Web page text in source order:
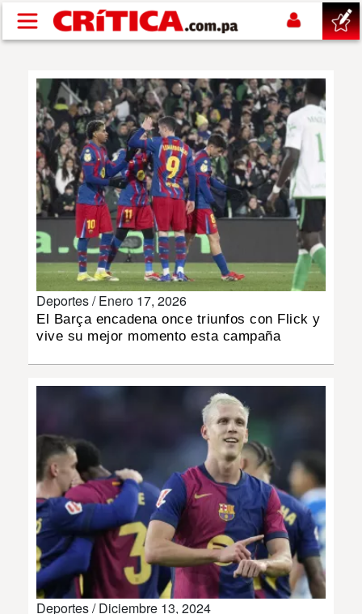
Pasar al contenido principal
SUCESOS
NACIONAL
POLÍTICA
SHOW
DEPORTES
MULTIMEDIA
IMPRESO
Deportes /Enero 17, 2026
El Barça encadena once triunfos con Flick y
vive su mejor momento esta campaña
Deportes /Diciembre 13, 2024